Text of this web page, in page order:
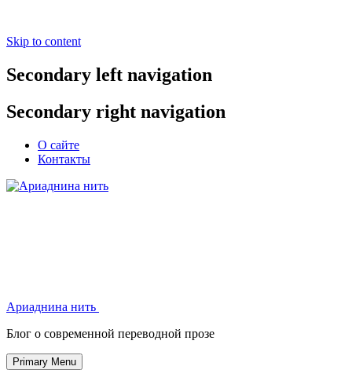
Skip to content
Secondary left navigation
Secondary right navigation
О сайте
Контакты
Ариаднина нить
Блог о современной переводной прозе
Primary Menu